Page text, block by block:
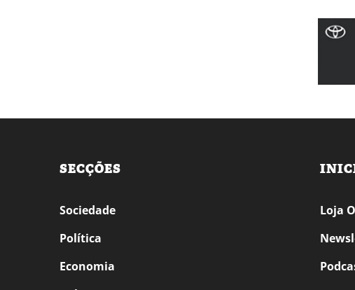
SECÇÕES
Sociedade
Política
Economia
Loja